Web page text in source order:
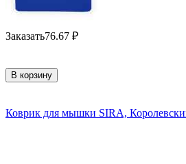
Заказать76.67 ₽
В корзину
Коврик для мышки SIRA,